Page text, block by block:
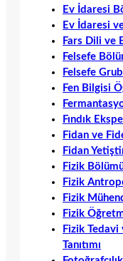
Ev İdaresi
Ev İdaresi
Fars Dili ve
Felsefe
Felsefe
Fen Bilgisi
Fındık
Fidan ve
Fidan
Fizik Bölümü
Fizik
Fizik
Fizik
Fizik
Tanıtımı